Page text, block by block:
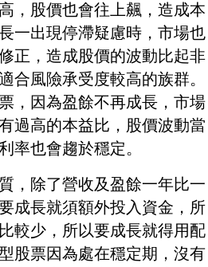
，股價也會往上飆，造成本
一出現停滯疑慮時，市場也
正，造成股價的波動比起非
合風險承受度較高的族群。
，因為盈餘不再成長，市場
過高的本益比，股價波動當
率也會趨於穩定。
，除了營收及盈餘一年比一
成長就須額外投入資金，所
較少，所以要成長就得用配
股票因為處在穩定期，沒有